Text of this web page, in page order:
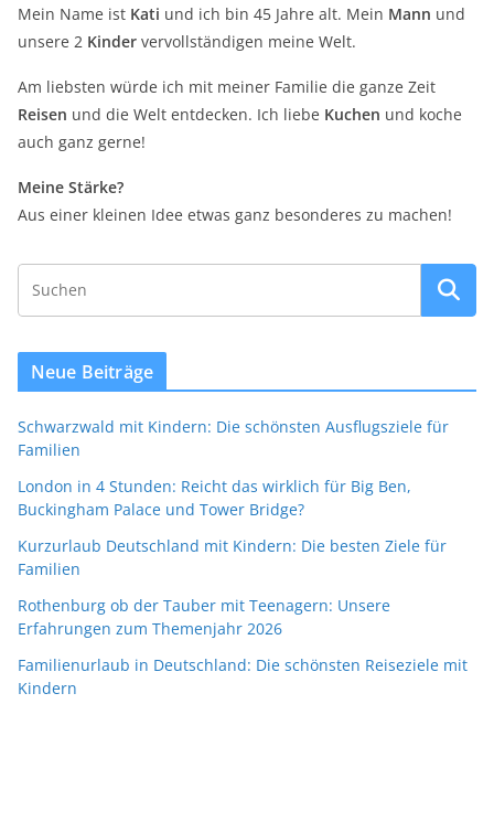
Mein Name ist Kati und ich bin 45 Jahre alt. Mein Mann und
unsere 2 Kinder vervollständigen meine Welt.
Am liebsten würde ich mit meiner Familie die ganze Zeit
Reisen und die Welt entdecken. Ich liebe Kuchen und koche
auch ganz gerne!
Meine Stärke?
Aus einer kleinen Idee etwas ganz besonderes zu machen!
Neue Beiträge
Schwarzwald mit Kindern: Die schönsten Ausflugsziele für
Familien
London in 4 Stunden: Reicht das wirklich für Big Ben,
Buckingham Palace und Tower Bridge?
Kurzurlaub Deutschland mit Kindern: Die besten Ziele für
Familien
Rothenburg ob der Tauber mit Teenagern: Unsere
Erfahrungen zum Themenjahr 2026
Familienurlaub in Deutschland: Die schönsten Reiseziele mit
Kindern